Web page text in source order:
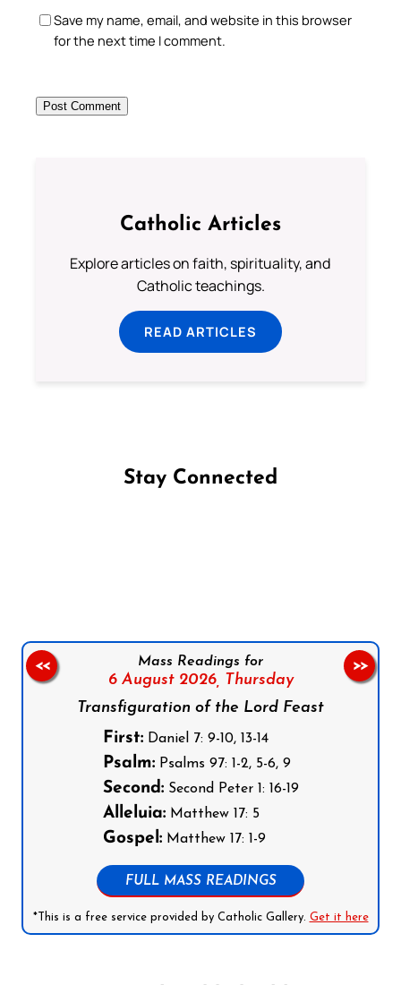
Save my name, email, and website in this browser
for the next time I comment.
Catholic Articles
Explore articles on faith, spirituality, and
Catholic teachings.
READ ARTICLES
Stay Connected
Mass Readings for
6 August 2026,
Thursday
Transfiguration of the Lord Feast
First:Daniel 7: 9-10, 13-14
Psalm:Psalms 97: 1-2, 5-6, 9
Second:Second Peter 1: 16-19
Alleluia:Matthew 17: 5
Gospel:Matthew 17: 1-9
FULL MASS READINGS
*This is a free service provided by Catholic Gallery. Get it here
<< >>